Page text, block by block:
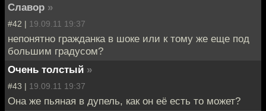
Славор »
#42 | 19.09.11 19:37
непонятно гражданка в шоке или к тому же еще под
большим градусом?
Очень толстый »
#43 | 19.09.11 19:37
Она же пьяная в дупель, как он её есть то может?